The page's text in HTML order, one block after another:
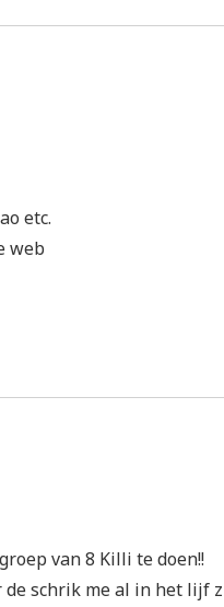
etc.
web
van 8 Killi te doen!!
de schrik me al in het